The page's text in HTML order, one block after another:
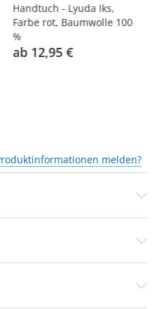
Handtuch - Lyuda Iks,
Farbe rot, Baumwolle 100
%
ab 12,95 €
melden?